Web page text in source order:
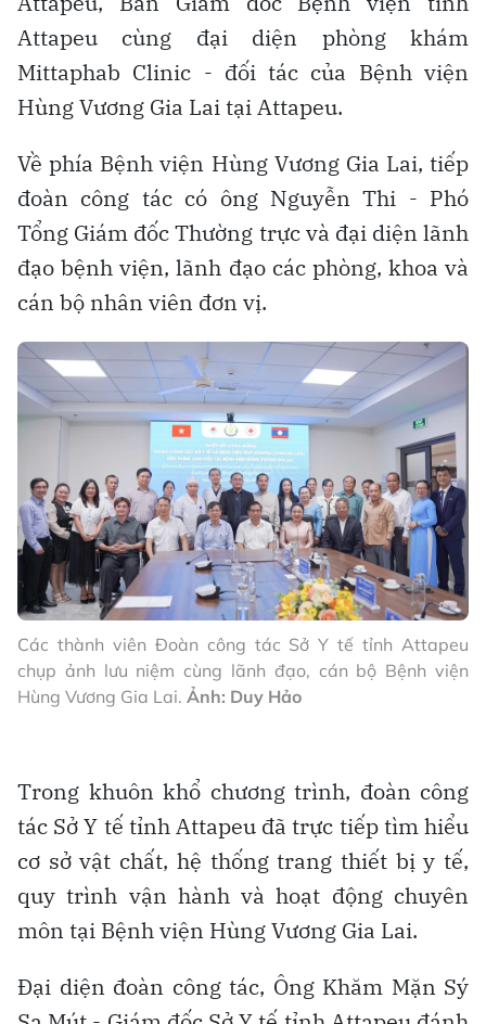
Attapeu cùng đại diện phòng khám
Mittaphab Clinic - đối tác của Bệnh viện
Hùng Vương Gia Lai tại Attapeu.
Về phía Bệnh viện Hùng Vương Gia Lai, tiếp
đoàn công tác có ông Nguyễn Thi - Phó
Tổng Giám đốc Thường trực và đại diện lãnh
đạo bệnh viện, lãnh đạo các phòng, khoa và
cán bộ nhân viên đơn vị.
Các thành viên Đoàn công tác Sở Y tế tỉnh Attapeu
chụp ảnh lưu niệm cùng lãnh đạo, cán bộ Bệnh viện
Hùng Vương Gia Lai. Ảnh: Duy Hảo
Trong khuôn khổ chương trình, đoàn công
tác Sở Y tế tỉnh Attapeu đã trực tiếp tìm hiểu
cơ sở vật chất, hệ thống trang thiết bị y tế,
quy trình vận hành và hoạt động chuyên
môn tại Bệnh viện Hùng Vương Gia Lai.
Đại diện đoàn công tác, Ông Khăm Mặn Sý